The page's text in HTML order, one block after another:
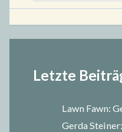
Letzte
Lawn Fawn:
Gerda Steiner: